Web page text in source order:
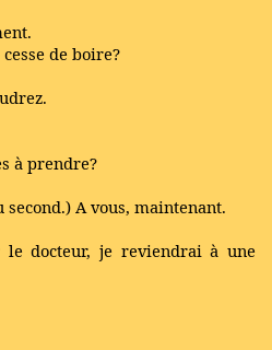
de boire?
à prendre?
second.) A vous, maintenant.
le docteur, je reviendrai à une